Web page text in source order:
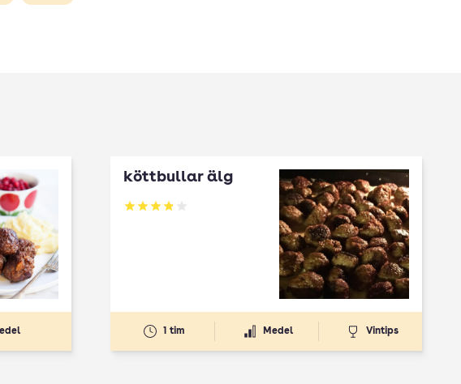
köttbullar älg
Betyg: 3.9 av 5
1 tim Medel Vintips